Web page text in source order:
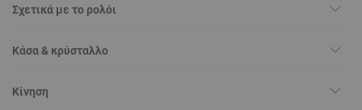
Σχετικά με το ρολόι
Κάσα & κρύσταλλο
Κίνηση